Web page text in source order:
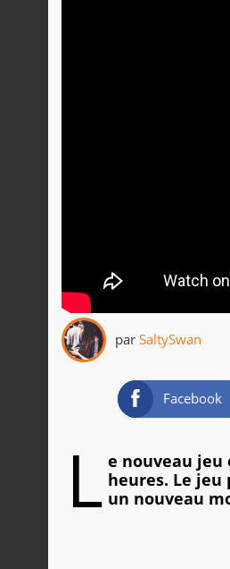
par SaltySwan
Facebook
L e nouveau jeu
heures. Le
un nouveau